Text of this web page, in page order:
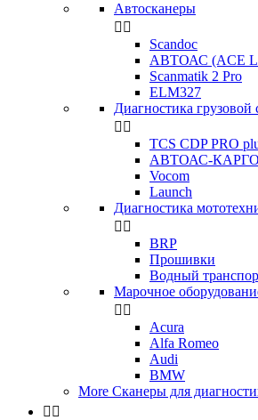
Автосканеры
 
Scandoc
АВТОАС (ACE
Scanmatik 2 Pro
ELM327
Диагностика грузовой
 
TCS CDP PRO
АВТОАС-КАРГО
Vocom
Launch
Диагностика
 
BRP
Прошивки
Водный
Марочное
 
Acura
Alfa Romeo
Audi
BMW
More Сканеры для
 